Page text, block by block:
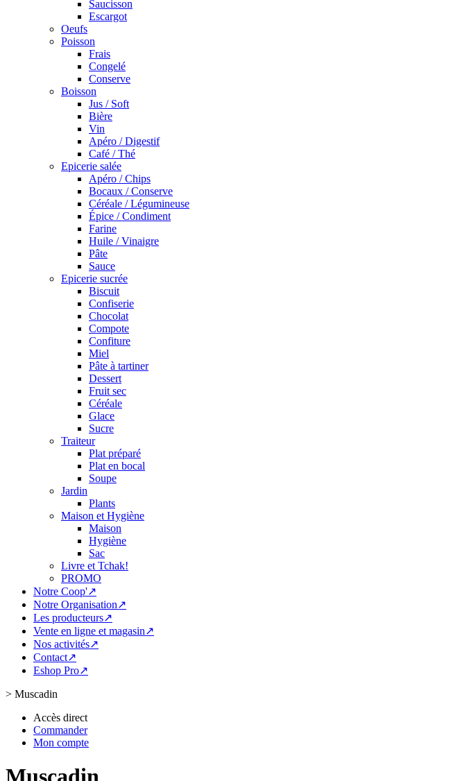
Saucisson
Escargot
Oeufs
Poisson
Frais
Congelé
Conserve
Boisson
Jus / Soft
Bière
Vin
Apéro / Digestif
Café / Thé
Epicerie salée
Apéro / Chips
Bocaux / Conserve
Céréale / Légumineuse
Épice / Condiment
Farine
Huile / Vinaigre
Pâte
Sauce
Epicerie sucrée
Biscuit
Confiserie
Chocolat
Compote
Confiture
Miel
Pâte à tartiner
Dessert
Fruit sec
Céréale
Glace
Sucre
Traiteur
Plat préparé
Plat en bocal
Soupe
Jardin
Plants
Maison et Hygiène
Maison
Hygiène
Sac
Livre et Tchak!
PROMO
Notre Coop'↗
Notre Organisation↗
Les producteurs↗
Vente en ligne et magasin↗
Nos activités↗
Contact↗
Eshop Pro↗
> Muscadin
Accès direct
Commander
Mon compte